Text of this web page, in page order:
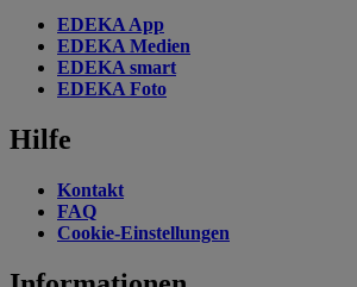
EDEKA App
EDEKA Medien
EDEKA smart
EDEKA Foto
Hilfe
Kontakt
FAQ
Cookie-Einstellungen